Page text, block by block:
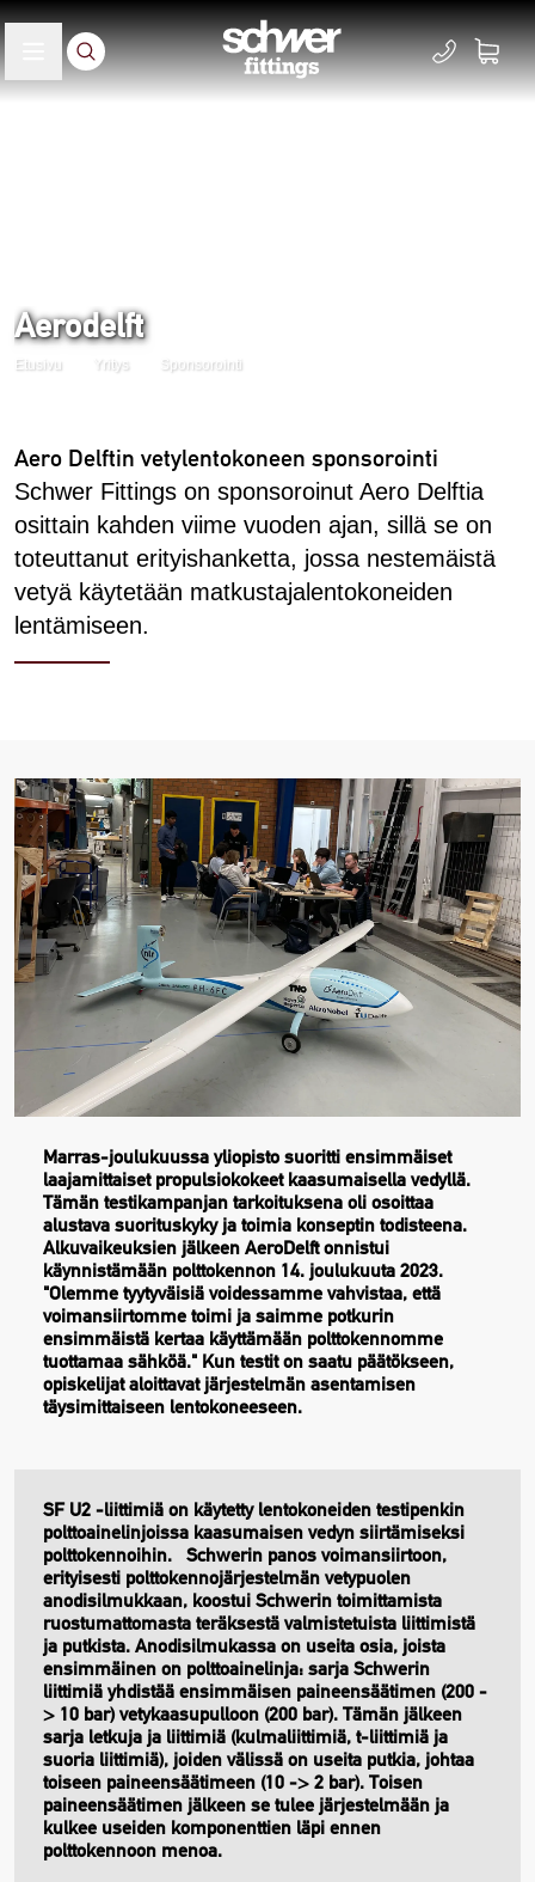
Aerodelft
Etusivu Yritys Sponsorointi
Aero Delftin vetylentokoneen sponsorointi
Schwer Fittings on sponsoroinut Aero Delftia
osittain kahden viime vuoden ajan, sillä se on
toteuttanut erityishanketta, jossa nestemäistä
vetyä käytetään matkustajalentokoneiden
lentämiseen.
Marras-joulukuussa yliopisto suoritti ensimmäiset
laajamittaiset propulsiokokeet kaasumaisella vedyllä.
Tämän testikampanjan tarkoituksena oli osoittaa
alustava suorituskyky ja toimia konseptin todisteena.
Alkuvaikeuksien jälkeen AeroDelft onnistui
käynnistämään polttokennon 14. joulukuuta 2023.
"Olemme tyytyväisiä voidessamme vahvistaa, että
voimansiirtomme toimi ja saimme potkurin
ensimmäistä kertaa käyttämään polttokennomme
tuottamaa sähköä." Kun testit on saatu päätökseen,
opiskelijat aloittavat järjestelmän asentamisen
täysimittaiseen lentokoneeseen.
SF U2 -liittimiä on käytetty lentokoneiden testipenkin
polttoainelinjoissa kaasumaisen vedyn siirtämiseksi
polttokennoihin. Schwerin panos voimansiirtoon,
erityisesti polttokennojärjestelmän vetypuolen
anodisilmukkaan, koostui Schwerin toimittamista
ruostumattomasta teräksestä valmistetuista liittimistä
ja putkista. Anodisilmukassa on useita osia, joista
ensimmäinen on polttoainelinja: sarja Schwerin
liittimiä yhdistää ensimmäisen paineensäätimen (200 -
> 10 bar) vetykaasupulloon (200 bar). Tämän jälkeen
sarja letkuja ja liittimiä (kulmaliittimiä, t-liittimiä ja
suoria liittimiä), joiden välissä on useita putkia, johtaa
toiseen paineensäätimeen (10 -> 2 bar). Toisen
paineensäätimen jälkeen se tulee järjestelmään ja
kulkee useiden komponenttien läpi ennen
polttokennoon menoa.